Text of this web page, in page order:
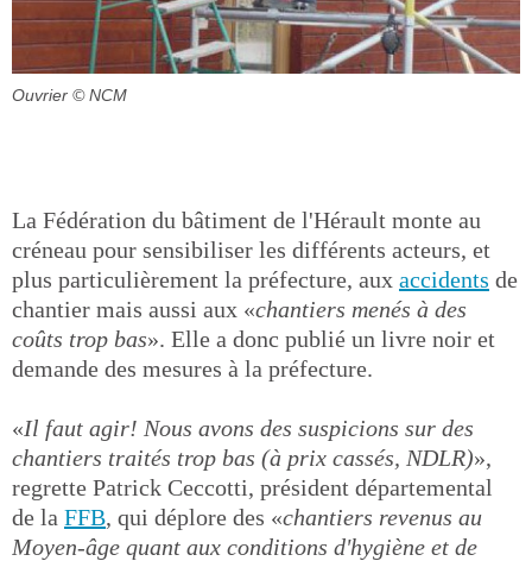
Ouvrier © NCM
La Fédération du bâtiment de l'Hérault monte au
créneau pour sensibiliser les différents acteurs, et
plus particulièrement la préfecture, aux accidents de
chantier mais aussi aux «chantiers menés à des
coûts trop bas». Elle a donc publié un livre noir et
demande des mesures à la préfecture.
«Il faut agir! Nous avons des suspicions sur des
chantiers traités trop bas (à prix cassés, NDLR)»,
regrette Patrick Ceccotti, président départemental
de la FFB, qui déplore des «chantiers revenus au
Moyen-âge quant aux conditions d'hygiène et de